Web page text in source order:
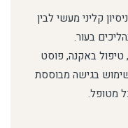
קליני מעשי לבין
בעור.
טיפול באקנה, פוסט
בגישה מבוססת
מטופל.